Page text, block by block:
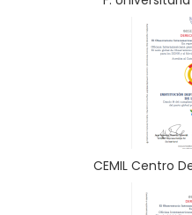
CEMIL Centro